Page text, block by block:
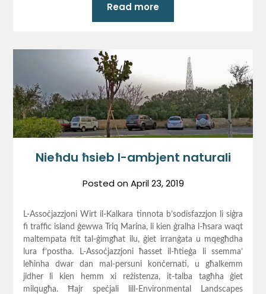
Read more
Nieħdu ħsieb l-ambjent naturali
Posted onApril 23, 2019
L-Assoċjazzjoni Wirt il-Kalkara tinnota b’sodisfazzjon li siġra
fi traffic island ġewwa Triq Marina, li kien ġralha l-ħsara waqt
maltempata ftit tal-ġimgħat ilu, ġiet irranġata u mqegħdha
lura f’postha. L-Assoċjazzjoni ħasset il-ħtieġa li ssemma’
leħinha dwar dan mal-persuni konċernati, u għalkemm
jidher li kien hemm xi reżistenza, it-talba tagħha ġiet
milqugħa. Ħajr speċjali lill-Environmental Landscapes